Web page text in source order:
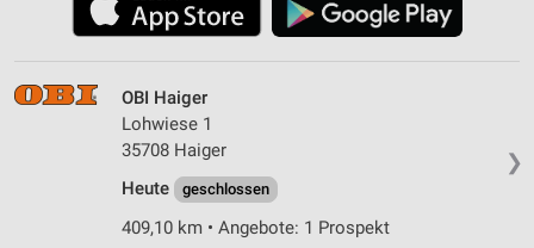
❯
OBI Haiger
Lohwiese 1
35708 Haiger
Heute
geschlossen
409,10 km • Angebote: 1 Prospekt